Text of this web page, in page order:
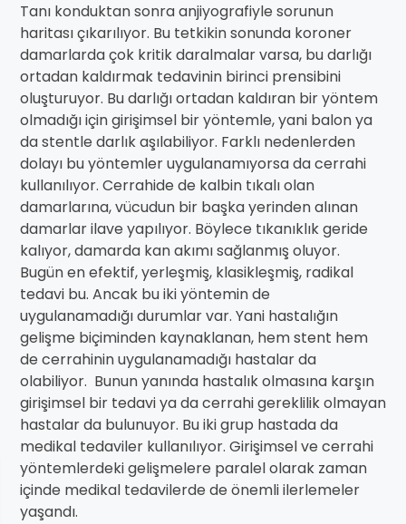
Tanı konduktan sonra anjiyografiyle sorunun
haritası çıkarılıyor. Bu tetkikin sonunda koroner
damarlarda çok kritik daralmalar varsa, bu darlığı
ortadan kaldırmak tedavinin birinci prensibini
oluşturuyor. Bu darlığı ortadan kaldıran bir yöntem
olmadığı için girişimsel bir yöntemle, yani balon ya
da stentle darlık aşılabiliyor. Farklı nedenlerden
dolayı bu yöntemler uygulanamıyorsa da cerrahi
kullanılıyor. Cerrahide de kalbin tıkalı olan
damarlarına, vücudun bir başka yerinden alınan
damarlar ilave yapılıyor. Böylece tıkanıklık geride
kalıyor, damarda kan akımı sağlanmış oluyor.
Bugün en efektif, yerleşmiş, klasikleşmiş, radikal
tedavi bu. Ancak bu iki yöntemin de
uygulanamadığı durumlar var. Yani hastalığın
gelişme biçiminden kaynaklanan, hem stent hem
de cerrahinin uygulanamadığı hastalar da
olabiliyor. Bunun yanında hastalık olmasına karşın
girişimsel bir tedavi ya da cerrahi gereklilik olmayan
hastalar da bulunuyor. Bu iki grup hastada da
medikal tedaviler kullanılıyor. Girişimsel ve cerrahi
yöntemlerdeki gelişmelere paralel olarak zaman
içinde medikal tedavilerde de önemli ilerlemeler
yaşandı.